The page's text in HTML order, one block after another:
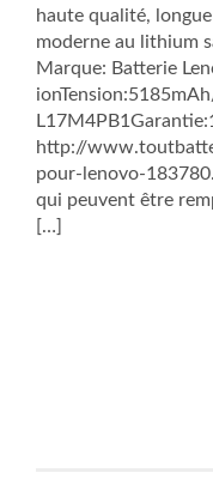
haute qualité,
moderne au lithium
Marque: Batterie
http://
pour-lenovo-
qui peuvent être
[…]